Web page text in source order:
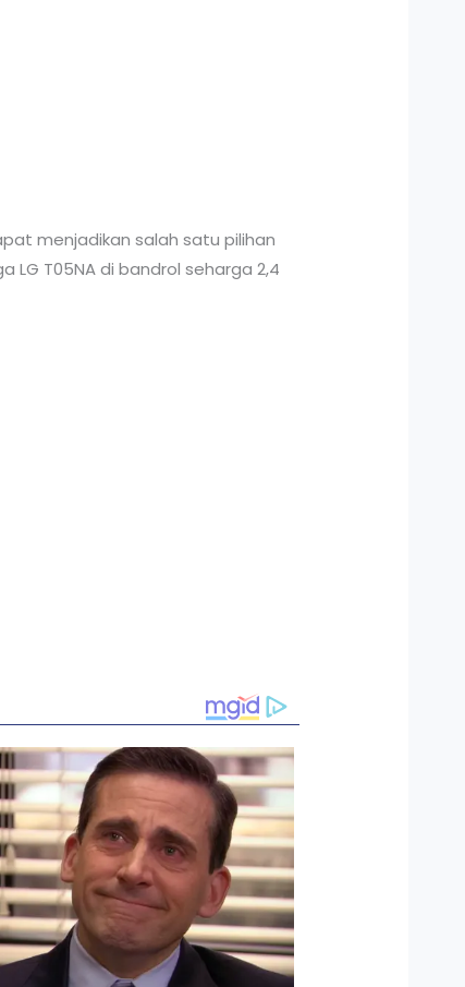
menjadikan salah satu pilihan
T05NA di bandrol seharga 2,4